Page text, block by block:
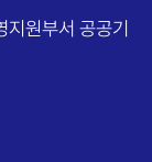
지원부서 공공기